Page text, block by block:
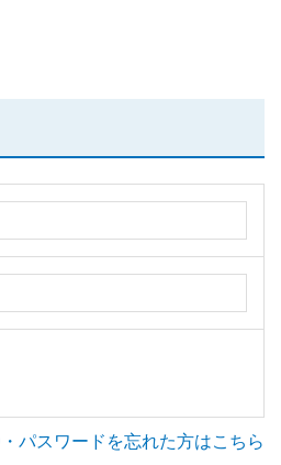
・パスワードを忘れた方はこちら